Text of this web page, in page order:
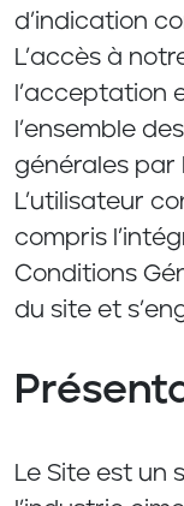
d’indication
L’accès à
l’acceptation
l’ensemble
générales par
L’utilisateur
compris
Conditions
du site et
Le Site est un